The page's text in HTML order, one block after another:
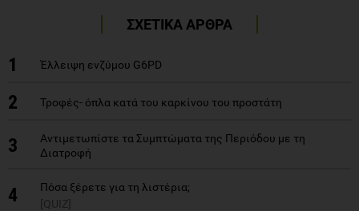
ΣΧΕΤΙΚΑ ΑΡΘΡΑ
1 Έλλειψη ενζύμου G6PD
2 Τροφές- όπλα κατά του καρκίνου του προστάτη
3
Αντιμετωπίστε τα Συμπτώματα της Περιόδου με τη
Διατροφή
4
Πόσα ξέρετε για τη λιστέρια;
[QUIZ]